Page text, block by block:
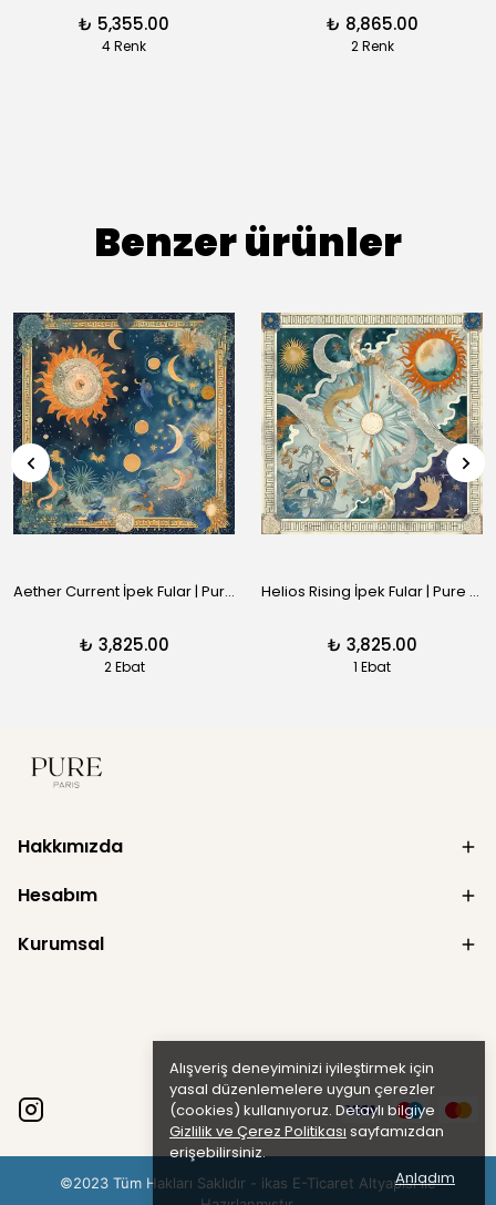
Alışveriş deneyiminizi iyileştirmek için
yasal düzenlemelere uygun çerezler
(cookies) kullanıyoruz. Detaylı bilgiye
Gizlilik ve Çerez Politikası sayfamızdan
erişebilirsiniz.
Anladım
₺ 5,355.00
4 Renk
₺ 8,865.00
2 Renk
Benzer ürünler
Aether Current İpek Fular | Pure Paris
₺ 3,825.00
2 Ebat
Helios Rising İpek Fular | Pure Paris
₺ 3,825.00
1 Ebat
Hakkımızda
Hesabım
Kurumsal
©2023 Tüm Hakları Saklıdır - ikas E-Ticaret Altyapısı ile